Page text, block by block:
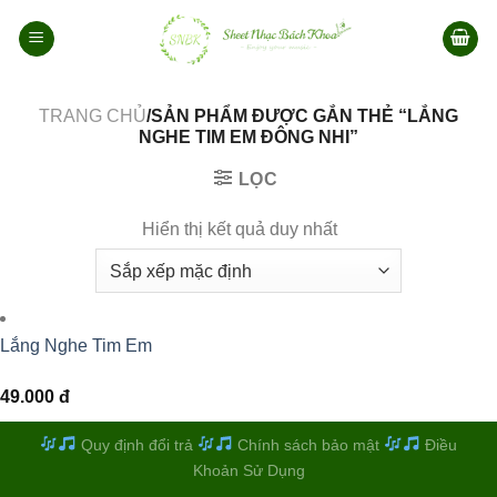
qua
TRANG CHỦ/SẢN PHẨM ĐƯỢC GẮN THẺ “LẮNG
NGHE TIM EM ĐÔNG NHI”
LỌC
Hiển thị kết quả duy nhất
Lắng Nghe Tim Em
49.000 đ
Quy định đổi trả Chính sách bảo mật
Điều
Khoản Sử Dụng